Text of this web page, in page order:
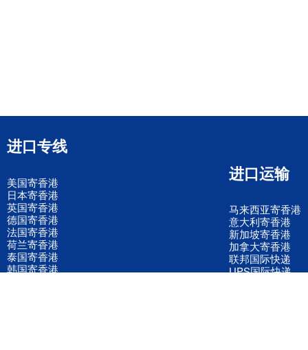
进口专线
美国寄香港
日本寄香港
英国寄香港
德国寄香港
法国寄香港
荷兰寄香港
泰国寄香港
韩国寄香港
进口运输
马来西亚寄香港
意大利寄香港
新加坡寄香港
加拿大寄香港
联邦国际快递
UPS国际快递